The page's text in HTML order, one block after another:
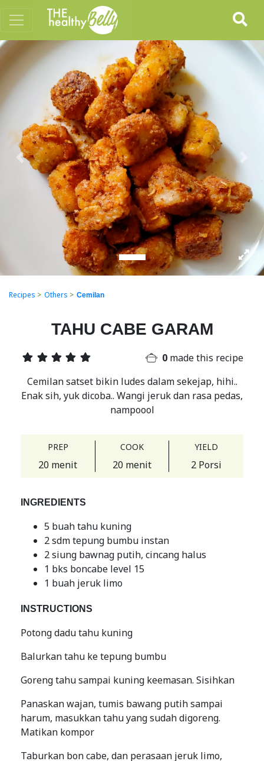
Previous Next
Recipes > Others > Cemilan
TAHU CABE GARAM
0 made this recipe
Cemilan satset bikin ludes dalam sekejap, hihi..
Enak sih, yuk dicoba.. Wangi jeruk dan rasa pedas,
nampoool
PREP
20 menit
COOK
20 menit
YIELD
2 Porsi
INGREDIENTS
5 buah tahu kuning
2 sdm tepung bumbu instan
2 siung bawnag putih, cincang halus
1 bks boncabe level 15
1 buah jeruk limo
INSTRUCTIONS
Potong dadu tahu kuning
Balurkan tahu ke tepung bumbu
Goreng tahu sampai kuning keemasan. Sisihkan
Panaskan wajan, tumis bawang putih sampai
harum, masukkan tahu yang sudah digoreng.
Matikan kompor
Taburkan bon cabe, dan perasaan jeruk limo,